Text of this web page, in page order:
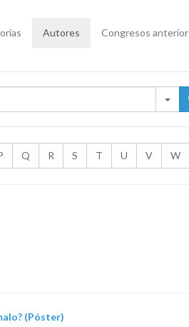
Autores Congresos
Q R S T U V W
(Póster)